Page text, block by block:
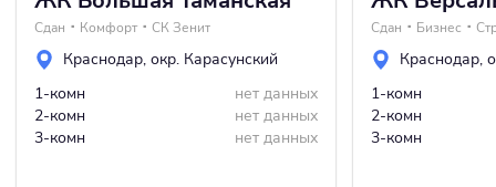
Сдан Комфорт СК Зенит
Краснодар, окр. Карасунский
1-комн
нет данных
2-комн
нет данных
3-комн
нет данных
Сдан Бизнес
Краснодар,
1-комн
2-комн
3-комн